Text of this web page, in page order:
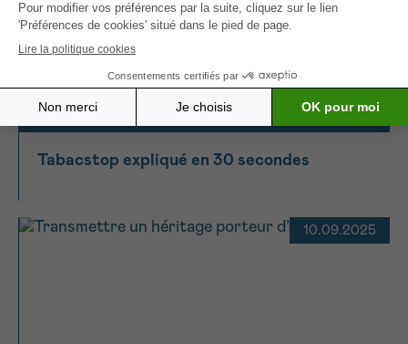
Tabacstop expliqué en 30 secondes
10.09.2025